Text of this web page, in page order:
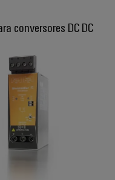
conversores DC DC